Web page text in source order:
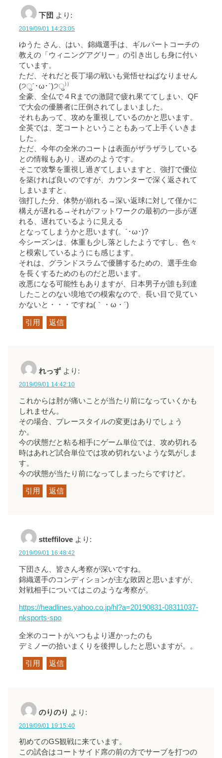
下団 より:
2019/09/01 14:23:05
ゆうた さん、はい、錦織選手は、ギルバートコーチの
教えの「ウィニングアグリー」の引き出しも身に付い
ています。
ただ、それだと長丁場の戦いも覚悟せねばなりません
(੭ु´･ω･`)੭ु⁾⁾
全豪、全仏で４Rまでの激闘で疲れ果ててしまい、QF
で大会の優勝者に圧倒されてしまいました。
それもあって、攻めを重視しているのかと思います。
全英では、芝コートということもあって上手くいきま
した。
ただ、今年の全米のコートは表面がザラザラしている
との情報もあり、遅めのようです。
そこで攻撃を重視し過ぎてしまいますと、強打で優位
を築ければ良いのですが、カウンターで深く返されて
しまいますと、
強打した分、体勢が崩れる→深い返球に対して僅かに
構えが遅れる→それがフットワークの最初の一歩が遅
れる、遅れているように見える
となってしまうかと思います(。´･ω･)?
今シーズンは、体重も少し落としたようですし、色々
と模索しているようにも感じます。
それは、グランドスラムで優勝するための、選手生命
を長くするためのものだと思います。
改悪になる可能性もありますが、日本男子が誰も到達
したことのない境地での模索なので、長い目で見てい
かないと・・・ですね(｀・ω・´)ゞ
引用 返信
れっず より:
2019/09/01 14:42:10
これからは肘が痛いことが当たり前になっていくかも
しれません。
その場合、プレースタイルの変更はありでしょう
か。
今の状態だと粘る相手にゲーム単位では、攻め切れる
時はあれど試合単位では攻め切れないような気がしま
す。
今の状態が当たり前になってしまったらですけど。
引用 返信
stteffilove より:
2019/09/01 16:48:42
下団さん、皆さん考察が深いですね。
錦織選手のコンディションが主な敗因と思いますが、
対戦相手についてはこのような考察が。
https://headlines.yahoo.co.jp/hl?a=20190831-08311037-
nksports-spo
全米のコートがいつもより遅かったのも
デミノーの拾いまくりを後押ししたと思いますが。。
引用 返信
のりのり より:
2019/09/01 19:15:40
初めてのGS観戦に来ています。
この試合はコートサイド席の前の方でサーブを打つの